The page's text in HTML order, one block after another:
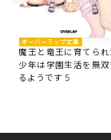
オーバーラップ文庫
魔王と竜王に育てられ
少年は学園生活を無双
るようです 5